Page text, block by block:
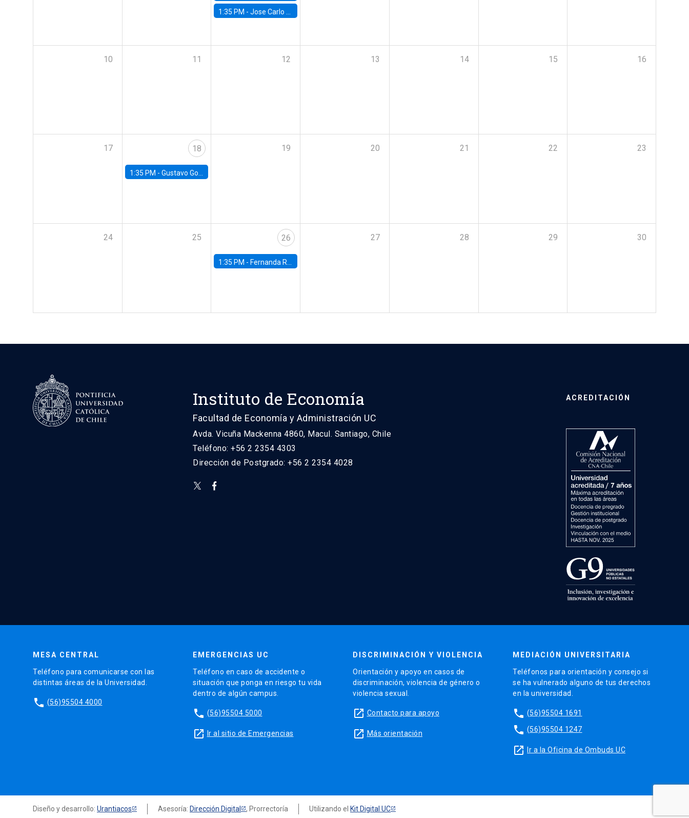
1:35 PM -Jose Carlo Bermudez, UC (ME) & World Bank
10 11 12 13 14 15 16
17 18
1:35 PM - Gustavo González, Banco Central de Chile
19 20 21 22 23
24 25 26
1:35 PM - Fernanda Rojas Ampuero, University of Wisconsin-Madison
27 28 29 30
Instituto de Economía
Facultad de Economía y Administración UC
Avda. Vicuña Mackenna 4860, Macul. Santiago, Chile
Teléfono: +56 2 2354 4303
Dirección de Postgrado: +56 2 2354 4028
ACREDITACIÓN
MESA CENTRAL
Teléfono para comunicarse con las
distintas áreas de la Universidad.
phone (56)95504 4000
EMERGENCIAS UC
Teléfono en caso de accidente o
situación que ponga en riesgo tu vida
dentro de algún campus.
phone (56)95504 5000
launch Ir al sitio de Emergencias
DISCRIMINACIÓN Y VIOLENCIA
Orientación y apoyo en casos de
discriminación, violencia de género o
violencia sexual.
launch Contacto para apoyo
launch Más orientación
MEDIACIÓN UNIVERSITARIA
Teléfonos para orientación y consejo si
se ha vulnerado alguno de tus derechos
en la universidad.
phone (56)95504 1691
phone (56)95504 1247
launch Ir a la Oficina de Ombuds UC
Diseño y desarrollo: Urantiacos Asesoría: Dirección Digital , Prorrectoría Utilizando el Kit Digital UC